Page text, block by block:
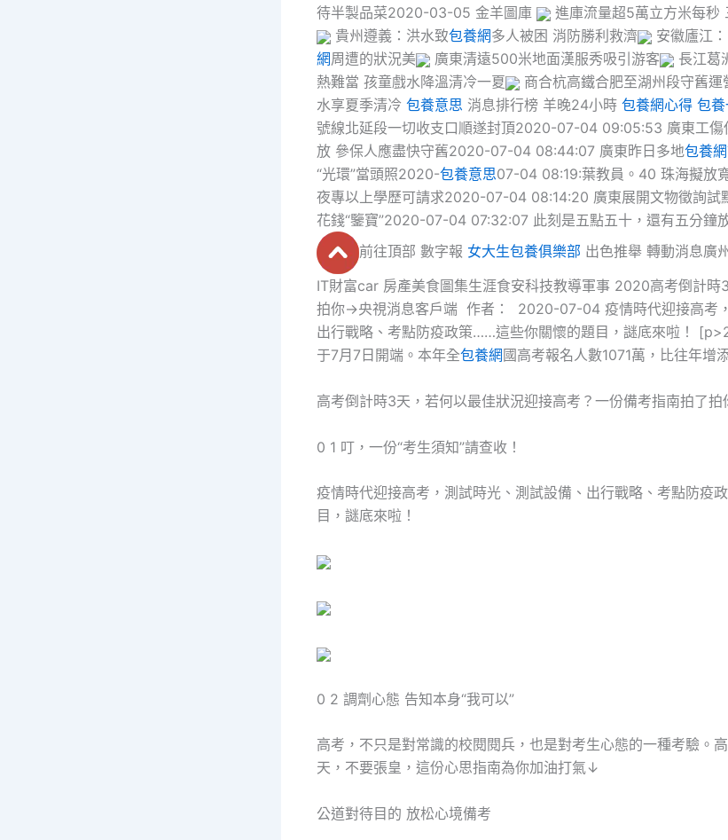
待半製品菜2020-03-05 金羊圖庫
進庫流量超5萬立方米每秒
貴州遵義：洪水致包養網多人被困 消防勝利救濟 安徽廬江
網周遭的狀況美 廣東清遠500米地面漢服秀吸引游客 長江葛
熱難當 孩童戲水降溫清冷一夏
商合杭高鐵合肥至湖州段守舊運
水享夏季清冷 包養意思 消息排行榜 羊晚24小時 包養網心得 包
號線北延段一切收支口順遂封頂2020-07-04 09:05:53 廣東工傷
放 參保人應盡快守舊2020-07-04 08:44:07 廣東昨日多地包養
“光環”當頭照2020-包養意思07-04 08:19:葉教員。40 珠海擬放
夜專以上學歷可請求2020-07-04 08:14:20 廣東展開文物徵詢試
花錢“鑒寶”2020-07-04 07:32:07 此刻是五點五十，還有五分鐘
前往頂部 數字報 女大生包養俱樂部 出色推舉 轉動消息廣
IT財富car 房產美食圖集生涯食安科技教導軍事 2020高考倒計時
拍你→央視消息客戶端 作者： 2020-07-04 疫情時代迎接高考
出行戰略、考點防疫政策……這些你關懷的題目，謎底來啦！
于7月7日開端。本年全包養網 國高考報名人數1071萬，比往年增
高考倒計時3天，若何以最佳狀況迎接高考？一份備考指南拍了
0 1 叮，一份“考生須知”請查收！
疫情時代迎接高考，測試時光、測試設備、出行戰略、考點防疫
目，謎底來啦！
0 2 調劑心態 告知本身“我可以”
高考，不只是對常識的校閱閱兵，也是對考生心態的一種考驗。
天，不要張皇，這份心思指南為你加油打氣↓
公道對待目的 放松心境備考